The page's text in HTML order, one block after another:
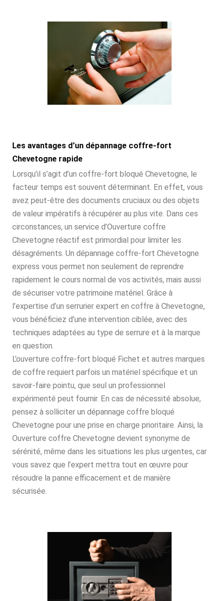
Les avantages d’un dépannage coffre-fort
Chevetogne rapide
Lorsqu’il s’agit d’un coffre-fort bloqué Chevetogne, le
facteur temps est souvent déterminant. En effet, vous
avez peut-être des documents cruciaux ou des objets
de valeur impératifs à récupérer au plus vite. Dans ces
circonstances, un service d’Ouverture coffre
Chevetogne réactif est primordial pour limiter les
désagréments. Un dépannage coffre-fort Chevetogne
express vous permet non seulement de reprendre
rapidement le cours normal de vos activités, mais aussi
de sécuriser votre patrimoine matériel. Grâce à
l’expertise d’un serrurier expert en coffre à Chevetogne,
vous bénéficiez d’une intervention ciblée, avec des
techniques adaptées au type de serrure et à la marque
en question.
L’ouverture coffre-fort bloqué Fichet et autres marques
de coffre requiert parfois un matériel spécifique et un
savoir-faire pointu, que seul un professionnel
expérimenté peut fournir. En cas de nécessité absolue,
pensez à solliciter un dépannage coffre bloqué
Chevetogne pour une prise en charge prioritaire. Ainsi, la
Ouverture coffre Chevetogne devient synonyme de
sérénité, même dans les situations les plus urgentes, car
vous savez que l’expert mettra tout en œuvre pour
résoudre la panne efficacement et de manière
sécurisée.